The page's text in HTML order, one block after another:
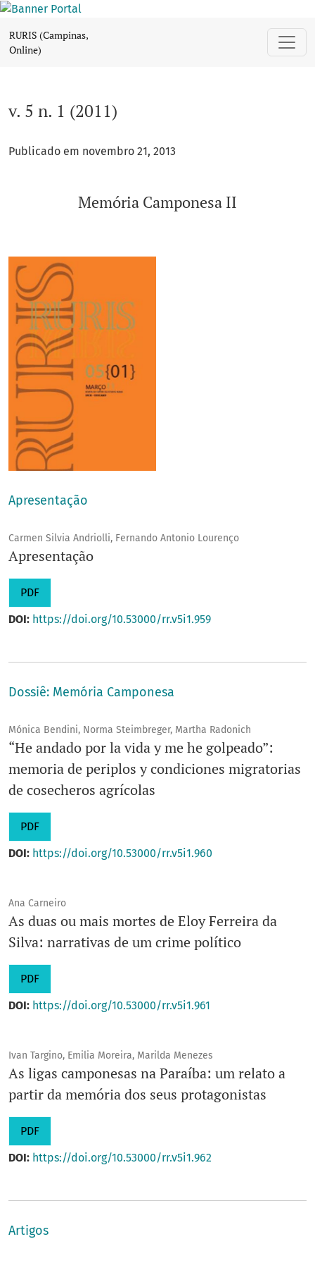
RURIS (Campinas,
Online)
v. 5 n. 1 (2011)
Publicado em novembro 21, 2013
Memória Camponesa II
Apresentação
Carmen Silvia Andriolli, Fernando Antonio Lourenço
Apresentação
PDF
DOI: https://doi.org/10.53000/rr.v5i1.959
Dossiê: Memória Camponesa
Mónica Bendini, Norma Steimbreger, Martha Radonich
“He andado por la vida y me he golpeado”:
memoria de periplos y condiciones migratorias
de cosecheros agrícolas
PDF
DOI: https://doi.org/10.53000/rr.v5i1.960
Ana Carneiro
As duas ou mais mortes de Eloy Ferreira da
Silva: narrativas de um crime político
PDF
DOI: https://doi.org/10.53000/rr.v5i1.961
Ivan Targino, Emilia Moreira, Marilda Menezes
As ligas camponesas na Paraíba: um relato a
partir da memória dos seus protagonistas
PDF
DOI: https://doi.org/10.53000/rr.v5i1.962
Artigos